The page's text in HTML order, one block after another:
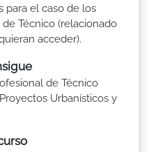
para el caso de los
Técnico (relacionado
acceder).
de Técnico
Urbanísticos y